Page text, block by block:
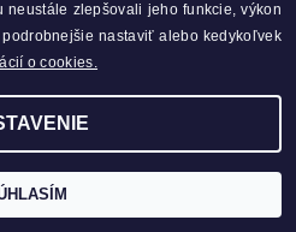
neustále zlepšovali jeho funkcie, výkon
nastaviť alebo kedykoľvek
o cookies.